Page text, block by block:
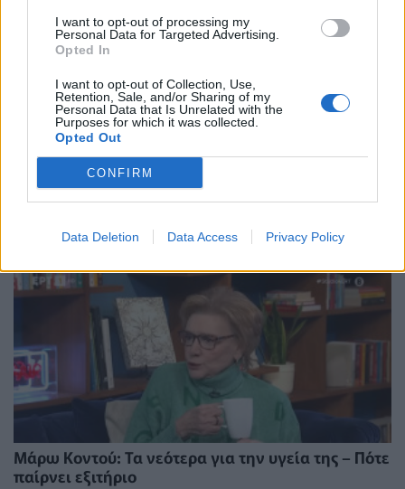
I want to opt-out of processing my
Personal Data for Targeted Advertising.
Opted In
I want to opt-out of Collection, Use,
Retention, Sale, and/or Sharing of my
Personal Data that Is Unrelated with the
Purposes for which it was collected.
Opted Out
CONFIRM
Data Deletion Data Access Privacy Policy
Μάρω Κοντού: Πήρε εξιτήριο από το «Αττικόν»
Μάρω Κοντού: Τα νεότερα για την υγεία της – Πότε
παίρνει εξιτήριο